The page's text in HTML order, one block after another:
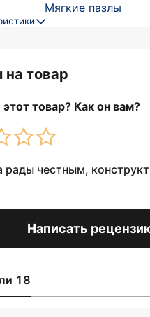
Мягкие пазлы
товар
товар? Как он вам?
рады честным,
Написать
18